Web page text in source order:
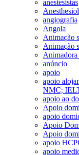
anestesistas
angiografia
Angola
Animação
Animação
anúncio
apoio
apoio
NMC;
apoio ao
Apoio
apoio
Apoio
Apoio
apoio
apoio